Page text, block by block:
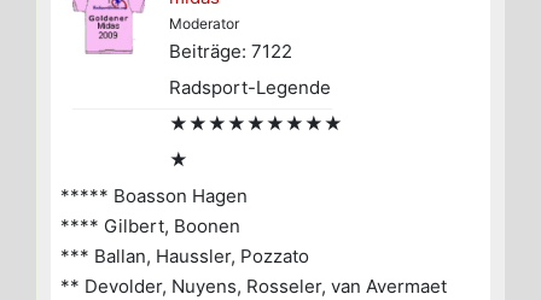
Moderator
Beiträge: 7122
Radsport-Legende
★★★★★★★★★
★
***** Boasson Hagen
**** Gilbert, Boonen
*** Ballan, Haussler, Pozzato
** Devolder, Nuyens, Rosseler, van Avermaet